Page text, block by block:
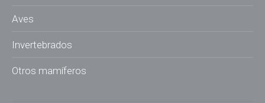
Aves
Invertebrados
Otros mamíferos